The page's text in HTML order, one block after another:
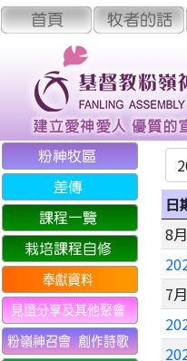
日
8月
7月